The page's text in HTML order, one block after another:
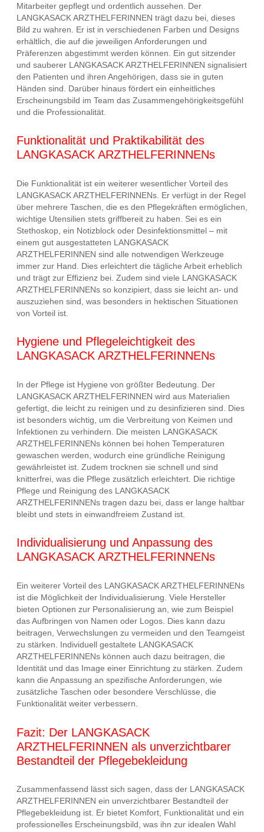
Mitarbeiter gepflegt und ordentlich aussehen. Der
LANGKASACK ARZTHELFERINNEN trägt dazu bei, dieses
Bild zu wahren. Er ist in verschiedenen Farben und Designs
erhältlich, die auf die jeweiligen Anforderungen und
Präferenzen abgestimmt werden können. Ein gut sitzender
und sauberer LANGKASACK ARZTHELFERINNEN signalisiert
den Patienten und ihren Angehörigen, dass sie in guten
Händen sind. Darüber hinaus fördert ein einheitliches
Erscheinungsbild im Team das Zusammengehörigkeitsgefühl
und die Professionalität.
Funktionalität und Praktikabilität des
LANGKASACK ARZTHELFERINNENs
Die Funktionalität ist ein weiterer wesentlicher Vorteil des
LANGKASACK ARZTHELFERINNENs. Er verfügt in der Regel
über mehrere Taschen, die es den Pflegekräften ermöglichen,
wichtige Utensilien stets griffbereit zu haben. Sei es ein
Stethoskop, ein Notizblock oder Desinfektionsmittel – mit
einem gut ausgestatteten LANGKASACK
ARZTHELFERINNEN sind alle notwendigen Werkzeuge
immer zur Hand. Dies erleichtert die tägliche Arbeit erheblich
und trägt zur Effizienz bei. Zudem sind viele LANGKASACK
ARZTHELFERINNENs so konzipiert, dass sie leicht an- und
auszuziehen sind, was besonders in hektischen Situationen
von Vorteil ist.
Hygiene und Pflegeleichtigkeit des
LANGKASACK ARZTHELFERINNENs
In der Pflege ist Hygiene von größter Bedeutung. Der
LANGKASACK ARZTHELFERINNEN wird aus Materialien
gefertigt, die leicht zu reinigen und zu desinfizieren sind. Dies
ist besonders wichtig, um die Verbreitung von Keimen und
Infektionen zu verhindern. Die meisten LANGKASACK
ARZTHELFERINNENs können bei hohen Temperaturen
gewaschen werden, wodurch eine gründliche Reinigung
gewährleistet ist. Zudem trocknen sie schnell und sind
knitterfrei, was die Pflege zusätzlich erleichtert. Die richtige
Pflege und Reinigung des LANGKASACK
ARZTHELFERINNENs tragen dazu bei, dass er lange haltbar
bleibt und stets in einwandfreiem Zustand ist.
Individualisierung und Anpassung des
LANGKASACK ARZTHELFERINNENs
Ein weiterer Vorteil des LANGKASACK ARZTHELFERINNENs
ist die Möglichkeit der Individualisierung. Viele Hersteller
bieten Optionen zur Personalisierung an, wie zum Beispiel
das Aufbringen von Namen oder Logos. Dies kann dazu
beitragen, Verwechslungen zu vermeiden und den Teamgeist
zu stärken. Individuell gestaltete LANGKASACK
ARZTHELFERINNENs können auch dazu beitragen, die
Identität und das Image einer Einrichtung zu stärken. Zudem
kann die Anpassung an spezifische Anforderungen, wie
zusätzliche Taschen oder besondere Verschlüsse, die
Funktionalität weiter verbessern.
Fazit: Der LANGKASACK
ARZTHELFERINNEN als unverzichtbarer
Bestandteil der Pflegebekleidung
Zusammenfassend lässt sich sagen, dass der LANGKASACK
ARZTHELFERINNEN ein unverzichtbarer Bestandteil der
Pflegebekleidung ist. Er bietet Komfort, Funktionalität und ein
professionelles Erscheinungsbild, was ihn zur idealen Wahl